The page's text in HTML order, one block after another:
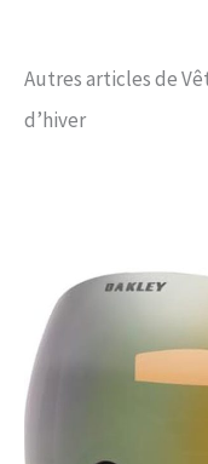
Autres articles de
d’hiver